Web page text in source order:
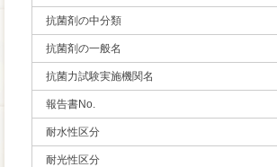
抗菌剤の中分類
抗菌剤の一般名
抗菌力試験実施機関名
報告書No.
耐水性区分
耐光性区分